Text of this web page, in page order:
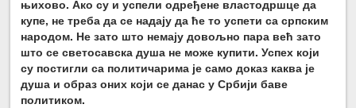
њихово. Ако су и успели одређене властодршце да
купе, не треба да се надају да ће то успети са српским
народом. Не зато што немају довољно пара већ зато
што се светосавска душа не може купити. Успех који
су постигли са политичарима је само доказ каква је
душа и образ оних који се данас у Србији баве
политиком.